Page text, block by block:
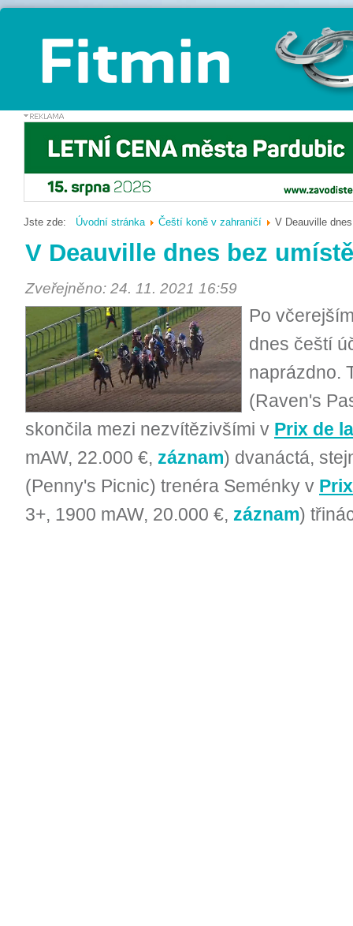
Jste zde: Úvodní stránka Čeští koně v zahraničí V Deauville
V Deauville dnes bez
Zveřejněno: 24. 11. 2021 16:59
Po
dnes čeští
naprázdno.
(Raven's
skončila mezi nezvítězivšími v Prix de
mAW, 22.000 €, záznam) dvanáctá,
(Penny's Picnic) trenéra Seménky v
3+, 1900 mAW, 20.000 €, záznam)